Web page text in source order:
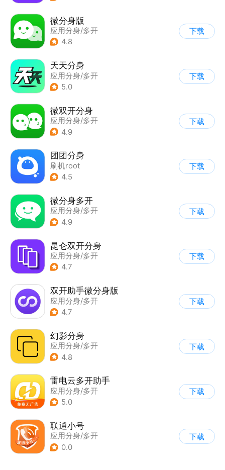
微分身版
应用分身/多开
4.8
下载
天天分身
应用分身/多开
5.0
下载
微双开分身
应用分身/多开
4.9
下载
团团分身
刷机root
| 应用分身/多开
4.5
下载
微分身多开
应用分身/多开
4.9
下载
昆仑双开分身
应用分身/多开
4.7
下载
双开助手微分身版
应用分身/多开
4.7
下载
幻影分身
应用分身/多开
| 休闲解压
4.8
下载
雷电云多开助手
应用分身/多开
5.0
下载
联通小号
应用分身/多开
0.0
下载